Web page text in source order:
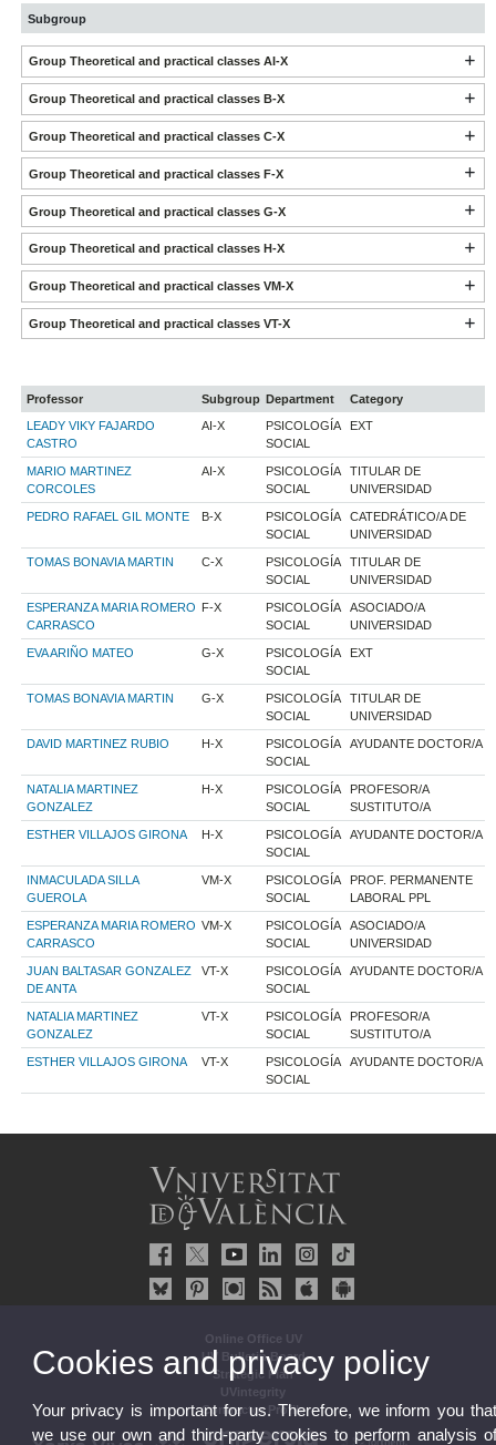
Subgroup
Group Theoretical and practical classes AI-X
Group Theoretical and practical classes B-X
Group Theoretical and practical classes C-X
Group Theoretical and practical classes F-X
Group Theoretical and practical classes G-X
Group Theoretical and practical classes H-X
Group Theoretical and practical classes VM-X
Group Theoretical and practical classes VT-X
Professor Subgroup Department
Category
LEADY VIKY FAJARDO
CASTRO
AI-X
PSICOLOGÍA
SOCIAL
EXT
MARIO MARTINEZ
CORCOLES
AI-X
PSICOLOGÍA
SOCIAL
TITULAR DE
UNIVERSIDAD
PEDRO RAFAEL GIL MONTE B-X
PSICOLOGÍA
SOCIAL
CATEDRÁTICO/A DE
UNIVERSIDAD
TOMAS BONAVIA MARTIN C-X
PSICOLOGÍA
SOCIAL
TITULAR DE
UNIVERSIDAD
ESPERANZA MARIA ROMERO
CARRASCO
F-X
PSICOLOGÍA
SOCIAL
ASOCIADO/A
UNIVERSIDAD
EVA ARIÑO MATEO G-X
PSICOLOGÍA
SOCIAL
EXT
TOMAS BONAVIA MARTIN G-X
PSICOLOGÍA
SOCIAL
TITULAR DE
UNIVERSIDAD
DAVID MARTINEZ RUBIO H-X
PSICOLOGÍA
SOCIAL
AYUDANTE DOCTOR/A
NATALIA MARTINEZ
GONZALEZ
H-X
PSICOLOGÍA
SOCIAL
PROFESOR/A
SUSTITUTO/A
ESTHER VILLAJOS GIRONA H-X
PSICOLOGÍA
SOCIAL
AYUDANTE DOCTOR/A
INMACULADA SILLA
GUEROLA
VM-X
PSICOLOGÍA
SOCIAL
PROF. PERMANENTE
LABORAL PPL
ESPERANZA MARIA ROMERO
CARRASCO
VM-X
PSICOLOGÍA
SOCIAL
ASOCIADO/A
UNIVERSIDAD
JUAN BALTASAR GONZALEZ
DE ANTA
VT-X
PSICOLOGÍA
SOCIAL
AYUDANTE DOCTOR/A
NATALIA MARTINEZ
GONZALEZ
VT-X
PSICOLOGÍA
SOCIAL
PROFESOR/A
SUSTITUTO/A
ESTHER VILLAJOS GIRONA VT-X
PSICOLOGÍA
SOCIAL
AYUDANTE DOCTOR/A
Online Office UV
UV Bulletin Board
Strategic Plan
UVintegrity
Contractor Profile
Cookies and privacy policy
Your privacy is important for us. Therefore, we inform you
we use our own and third-party cookies to perform analysis